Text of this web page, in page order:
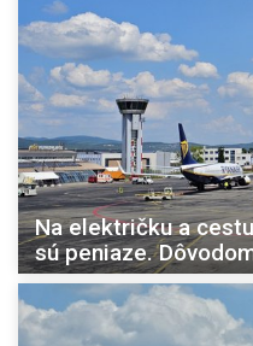
Na električku a
sú peniaze.